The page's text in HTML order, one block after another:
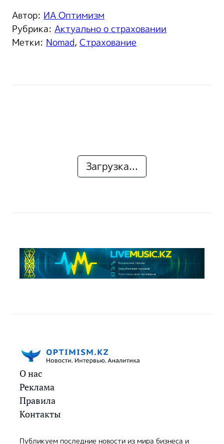
Автор: ИА Оптимизм
Рубрика: Актуально о страховании
Метки: Nomad, Страхование
Загрузка...
О нас
Реклама
Правила
Контакты
Публикуем последние новости из мира бизнеса и